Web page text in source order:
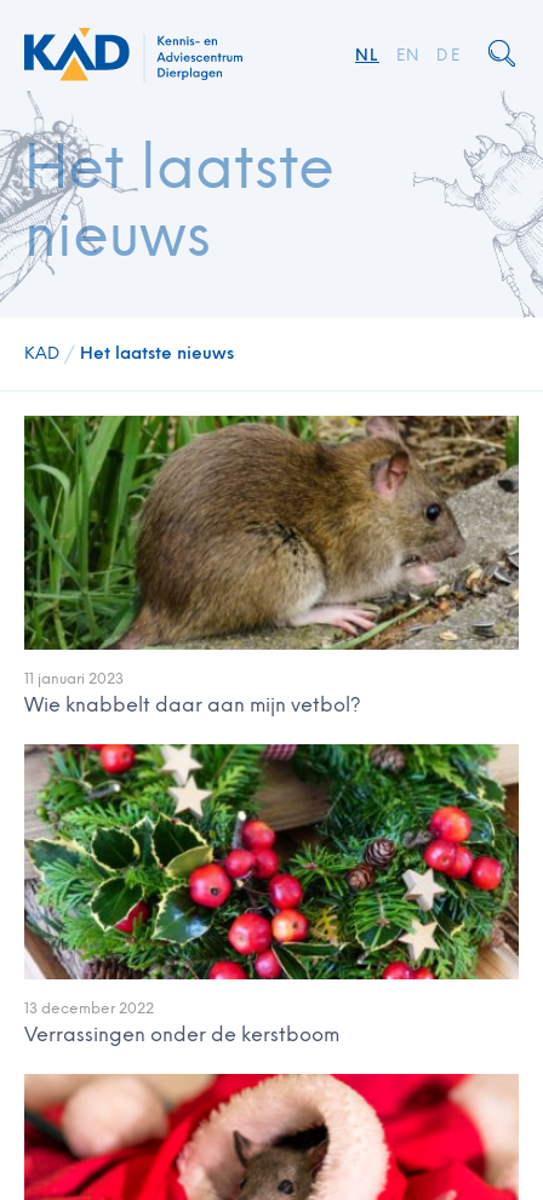
DE
EN
NL
Het laatste
nieuws
KAD / Het laatste nieuws
11 januari 2023
Wie knabbelt daar aan mijn vetbol?
13 december 2022
Verrassingen onder de kerstboom